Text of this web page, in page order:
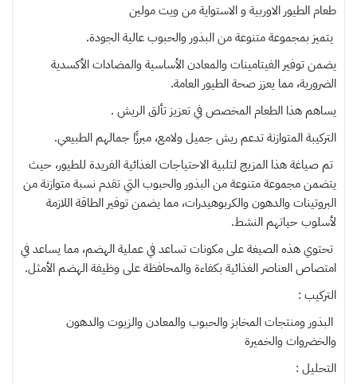
طعام الطيور الاوربية و الاستواية من ويت مولين
يتميز بمجموعة متنوعة من البذور والحبوب عالية الجودة.
يضمن توفير الفيتامينات والمعادن الأساسية والمضادات الأكسدية
الضرورية، مما يعزز صحة الطيور العامة.
يساهم هذا الطعام المخصص في تعزيز تألق الريش .
التركيبة المتوازنة تدعم ريش جميل ولامع، مبرزًا جمالهم الطبيعي.
تم صياغة هذا المزيج لتلبية الاحتياجات الغذائية الفريدة للطيور، حيث
يتضمن مجموعة متنوعة من البذور والحبوب التي تقدم نسبة متوازنة من
البروتينات والدهون والكربوهيدرات، مما يضمن توفير الطاقة اللازمة
لأسلوب حياتهم النشط.
تحتوي هذه الصيغة على مكونات تساعد في عملية الهضم، مما يساعد في
امتصاص العناصر الغذائية بكفاءة والمحافظة على وظيفة الهضم الأمثل.
التركيب :
البذور ومنتجات المخابز والحبوب والمعادن والزيوت والدهون
والخضروات والخميرة
التحليل :